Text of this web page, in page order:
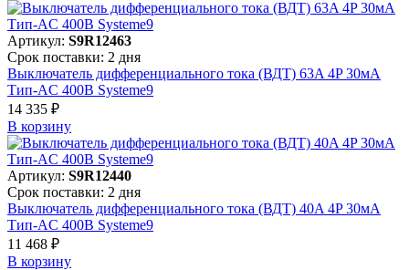
Артикул: S9R12463
Срок поставки: 2 дня
Выключатель дифференциального тока (ВДТ) 63A 4P 30мА
Тип-AC 400В Systeme9
14 335 ₽
В корзинy
Артикул: S9R12440
Срок поставки: 2 дня
Выключатель дифференциального тока (ВДТ) 40A 4P 30мА
Тип-AC 400В Systeme9
11 468 ₽
В корзинy